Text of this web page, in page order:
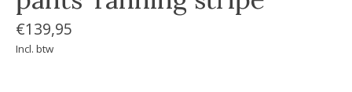
€139,95
Incl. btw